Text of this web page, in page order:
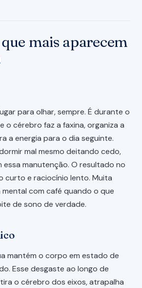
mais aparecem
para olhar, sempre. É durante o
o cérebro faz a faxina, organiza a
a energia para o dia seguinte.
mal mesmo deitando cedo,
essa manutenção. O resultado no
curto e raciocínio lento. Muita
com café quando o que
de sono de verdade.
mantém o corpo em estado de
Esse desgaste ao longo de
o cérebro dos eixos, atrapalha